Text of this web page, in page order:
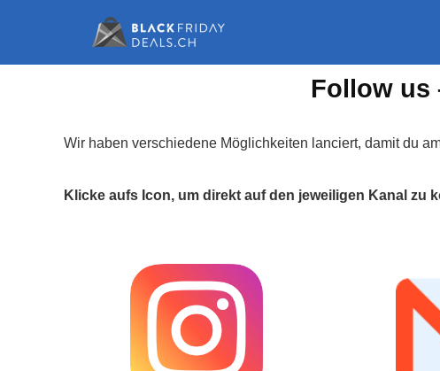
Follow us
Wir haben verschiedene Möglichkeiten lanciert, damit du
Klicke aufs Icon, um direkt auf den jeweiligen Kanal zu